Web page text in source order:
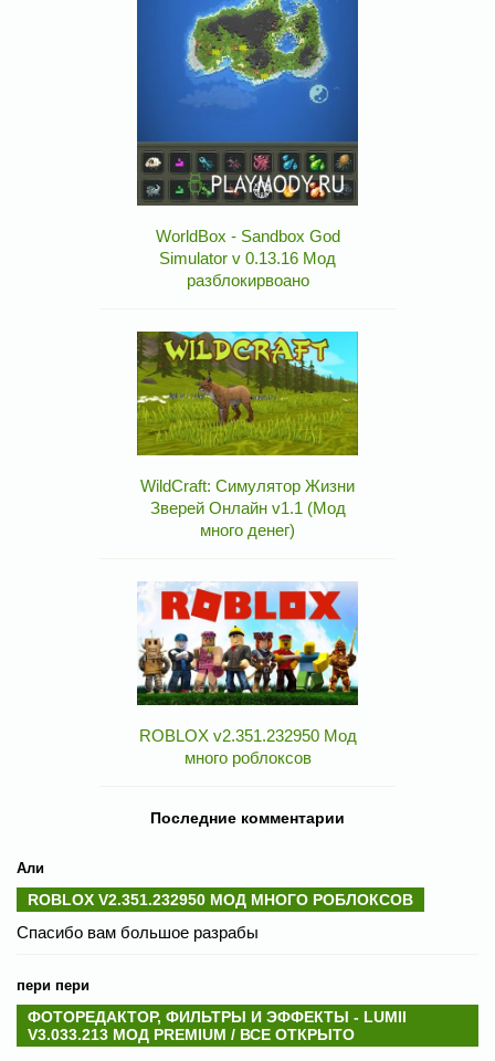
WorldBox - Sandbox God
Simulator v 0.13.16 Мод
разблокирвоано
WildCraft: Симулятор Жизни
Зверей Онлайн v1.1 (Мод
много денег)
ROBLOX v2.351.232950 Мод
много роблоксов
Последние комментарии
Али
ROBLOX V2.351.232950 МОД МНОГО РОБЛОКСОВ
Спасибо вам большое разрабы
пери пери
ФОТОРЕДАКТОР, ФИЛЬТРЫ И ЭФФЕКТЫ - LUMII
V3.033.213 МОД PREMIUM / ВСЕ ОТКРЫТО